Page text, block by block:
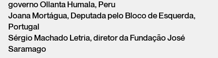
governo Ollanta Humala, Peru
Joana Mortágua, Deputada pelo Bloco de Esquerda,
Portugal
Sérgio Machado Letria, diretor da Fundação José
Saramago